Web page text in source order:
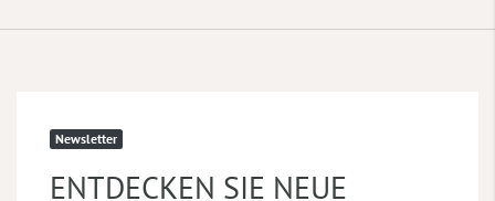
Newsletter
ENTDECKEN SIE NEUE